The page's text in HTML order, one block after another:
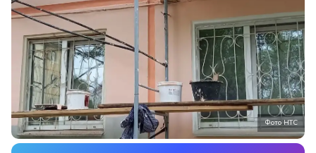
Фото НТС